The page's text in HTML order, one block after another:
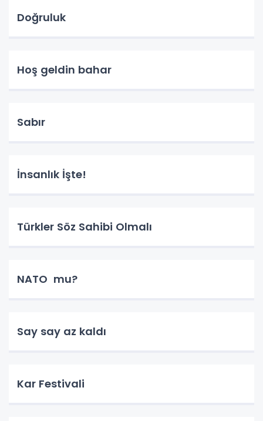
Doğruluk
Hoş geldin bahar
Sabır
İnsanlık İşte!
Türkler Söz Sahibi Olmalı
NATO mu?
Say say az kaldı
Kar Festivali